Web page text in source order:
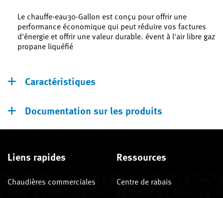
Le chauffe-eau30-Gallon est conçu pour offrir une
performance économique qui peut réduire vos factures
d'énergie et offrir une valeur durable. évent à l'air libre gaz
propane liquéfié
Caractéristiques
Documentation sur les produits
Liens rapides
Chaudières commerciales
Ressources
Centre de rabais